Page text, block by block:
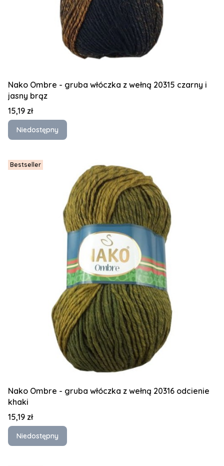
Nako Ombre - gruba włóczka z wełną 20315 czarny i
jasny brąz
Cena
15,19 zł
Niedostępny
Bestseller
Nako Ombre - gruba włóczka z wełną 20316 odcienie
khaki
Cena
15,19 zł
Niedostępny